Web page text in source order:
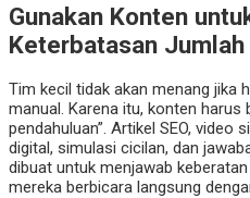
Gunakan Konten
Keterbatasan
Tim kecil tidak akan menang jika
manual. Karena itu, konten harus
pendahuluan”. Artikel SEO, video
digital, simulasi cicilan, dan
dibuat untuk menjawab
mereka berbicara langsung